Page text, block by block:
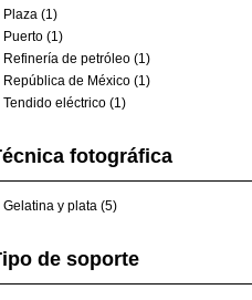
Plaza (1)
Puerto (1)
Refinería de petróleo (1)
República de México (1)
Tendido eléctrico (1)
fotográfica
Gelatina y plata (5)
de soporte